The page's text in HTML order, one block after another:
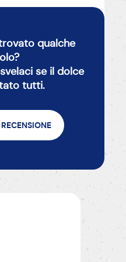
qualche
se il dolce
tutti.